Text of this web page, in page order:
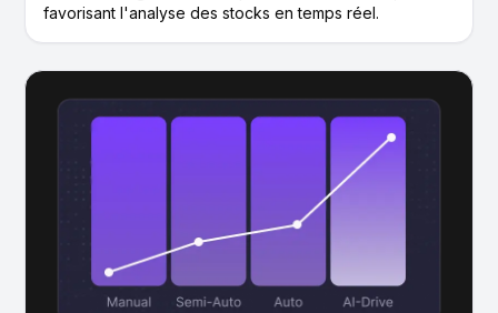
favorisant l'analyse des stocks en temps réel.